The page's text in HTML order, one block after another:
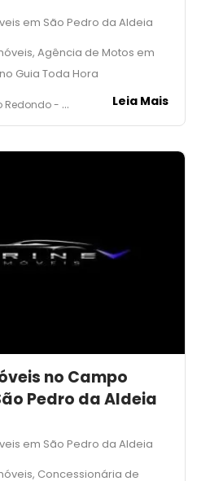
em São Pedro da Aldeia
Agência de Motos em
Guia Toda Hora
da Aldeia - RJ Leia Mais
no Campo
Pedro da Aldeia
em São Pedro da Aldeia
Concessionária de